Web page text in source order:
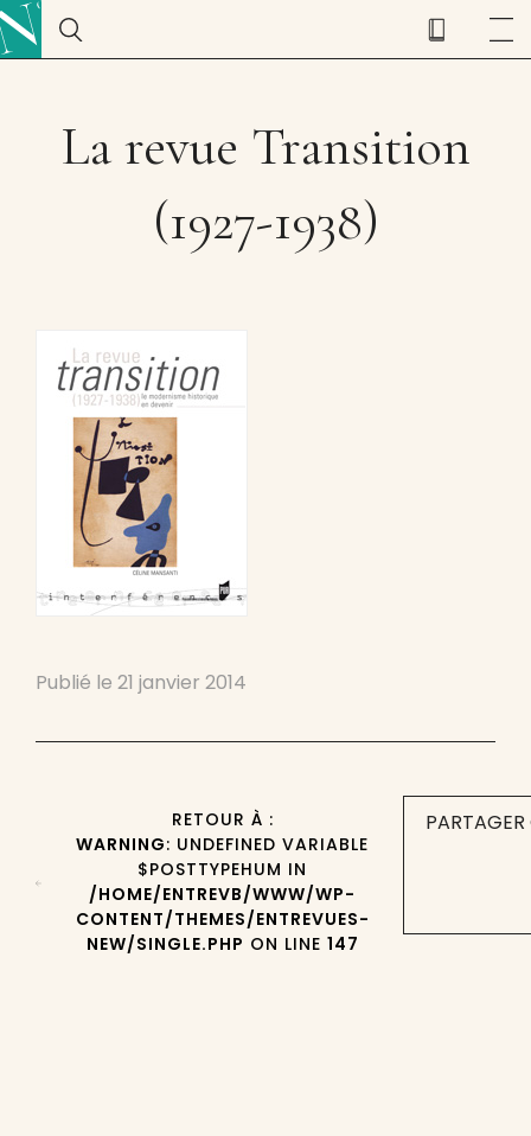
La revue Transition
(1927-1938)
Publié le 21 janvier 2014
RETOUR À :
WARNING: UNDEFINED VARIABLE
$POSTTYPEHUM IN
/HOME/ENTREVB/WWW/WP-
CONTENT/THEMES/ENTREVUES-
NEW/SINGLE.PHP ON LINE 147